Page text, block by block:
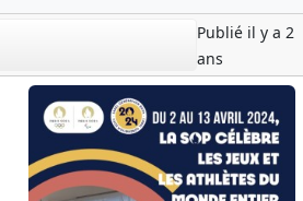
Publié il y a 2
ans